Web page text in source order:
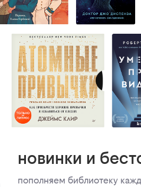
новинки и
пополняем библиотеку